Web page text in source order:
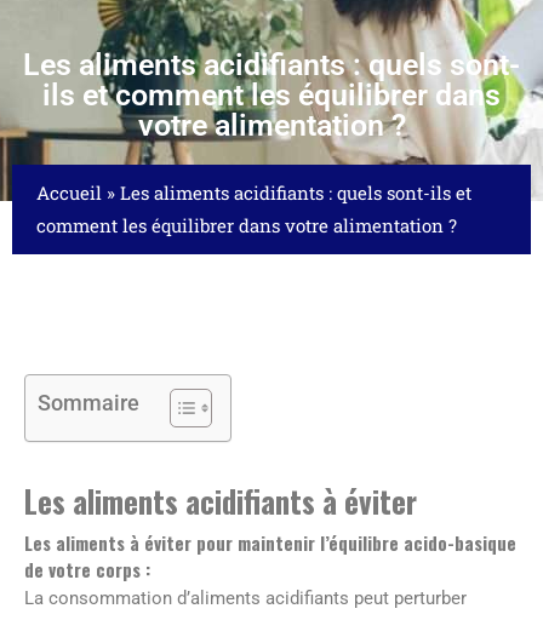
Les aliments acidifiants : quels sont-
ils et comment les équilibrer dans
votre alimentation ?
Accueil » Les aliments acidifiants : quels sont-ils et
comment les équilibrer dans votre alimentation ?
Sommaire
Les aliments acidifiants à éviter
Les aliments à éviter pour maintenir l’équilibre acido-basique
de votre corps :
La consommation d’aliments acidifiants peut perturber